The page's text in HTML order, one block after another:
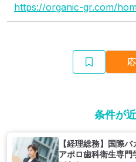
https://organic-gr.com/
条件が
【経理総務】国際
アポロ歯科衛生専門